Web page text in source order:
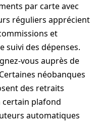
par carte avec
réguliers apprécient
et
suivi des dépenses.
vous auprès de
néobanques
des retraits
certain plafond
automatiques